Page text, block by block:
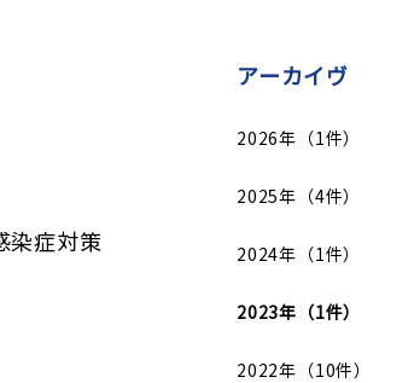
染症対策
アーカイヴ
2026年（1件）
2025年（4件）
2024年（1件）
2023年（1件）
2022年（10件）